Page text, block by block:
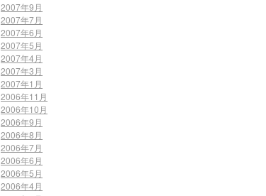
2007年9月
2007年7月
2007年6月
2007年5月
2007年4月
2007年3月
2007年1月
2006年11月
2006年10月
2006年9月
2006年8月
2006年7月
2006年6月
2006年5月
2006年4月